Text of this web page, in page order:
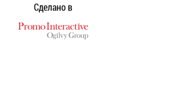
Сделано в